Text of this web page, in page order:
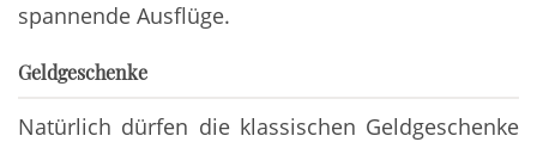
spannende Ausflüge.
Geldgeschenke
Natürlich dürfen die klassischen Geldgeschenke